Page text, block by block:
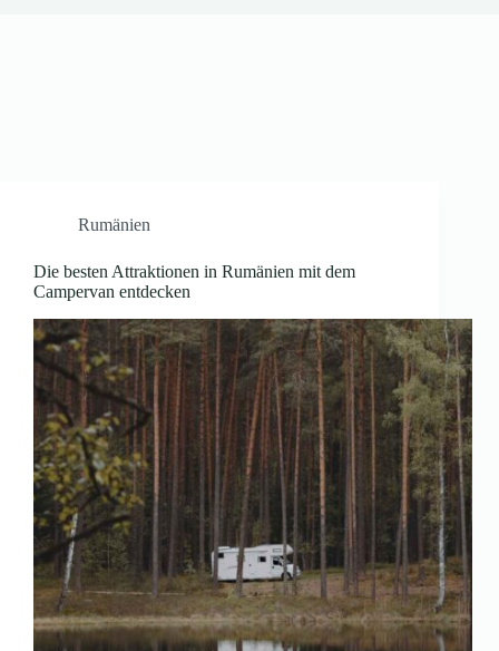
Rumänien
Die besten Attraktionen in Rumänien mit dem
Campervan entdecken